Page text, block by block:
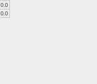
0.0
0.0